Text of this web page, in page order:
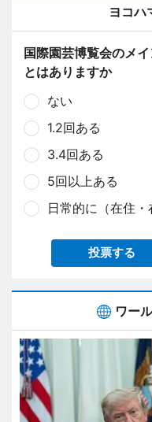
ヨコハ
国際園芸博覧会のメ
とはありますか
ない
1.2回ある
3.4回ある
5回以上ある
日常的に（在住・
投票する
ワー